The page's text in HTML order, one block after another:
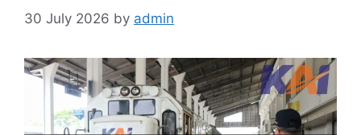
30 July 2026 by admin